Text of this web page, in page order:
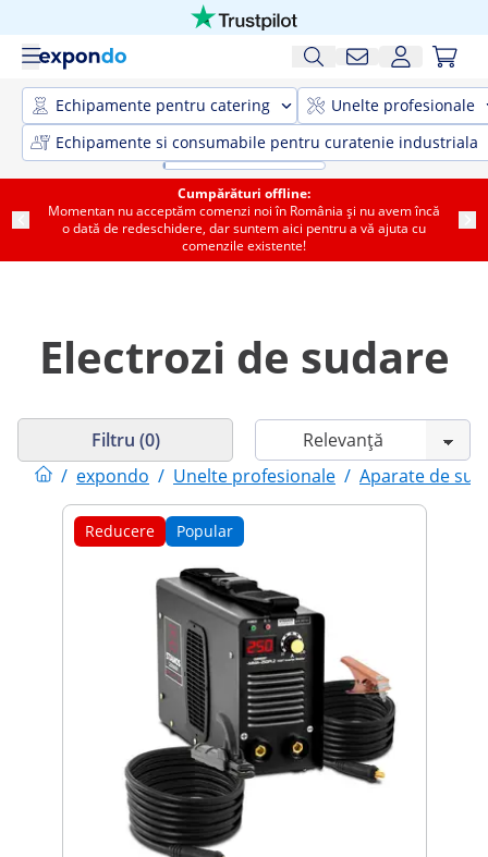
Echipamente pentru catering
Unelte profesionale
Echipamente si consumabile pentru curatenie industriala
Cumpărături offline:
Momentan nu acceptăm comenzi noi în România și nu avem încă
o dată de redeschidere, dar suntem aici pentru a vă ajuta cu
comenzile existente!
Electrozi de sudare
/ expondo / Unelte profesionale / Aparate de
Filtru (0)
Reducere Popular